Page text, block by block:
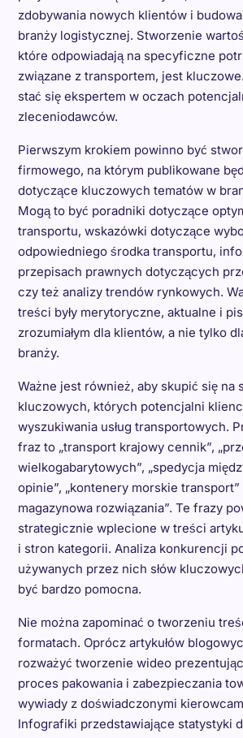
zdobywania nowych klientów i
branży logistycznej. Stworzenie
które odpowiadają na specyficzne
związane z transportem, jest
stać się ekspertem w oczach
zleceniodawców.
Pierwszym krokiem powinno być
firmowego, na którym publikowane
dotyczące kluczowych tematów w
Mogą to być poradniki dotyczące
transportu, wskazówki dotyczące
odpowiedniego środka transportu,
przepisach prawnych dotyczących
czy też analizy trendów rynkowych.
treści były merytoryczne, aktualne i
zrozumiałym dla klientów, a nie tylko
branży.
Ważne jest również, aby skupić się na
kluczowych, których potencjalni
wyszukiwania usług transportowych.
fraz to „transport krajowy cennik”,
wielkogabarytowych”, „spedycja
opinie”, „kontenery morskie
magazynowa rozwiązania”. Te frazy
strategicznie wplecione w treści
i stron kategorii. Analiza konkurencji
używanych przez nich słów
być bardzo pomocna.
Nie można zapominać o tworzeniu
formatach. Oprócz artykułów
rozważyć tworzenie wideo
proces pakowania i zabezpieczania
wywiady z doświadczonymi
Infografiki przedstawiające statystyki